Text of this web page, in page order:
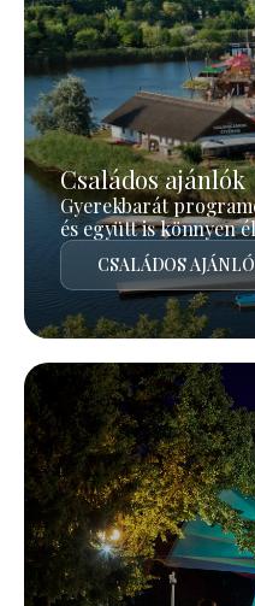
Családos ajánlók
Gyerekbarát
és együtt is könnyen
CSALÁDOS